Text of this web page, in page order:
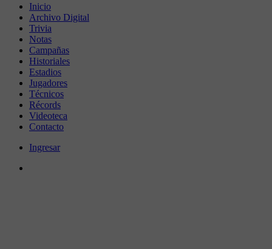
Inicio
Archivo Digital
Trivia
Notas
Campañas
Historiales
Estadios
Jugadores
Técnicos
Récords
Videoteca
Contacto
Ingresar